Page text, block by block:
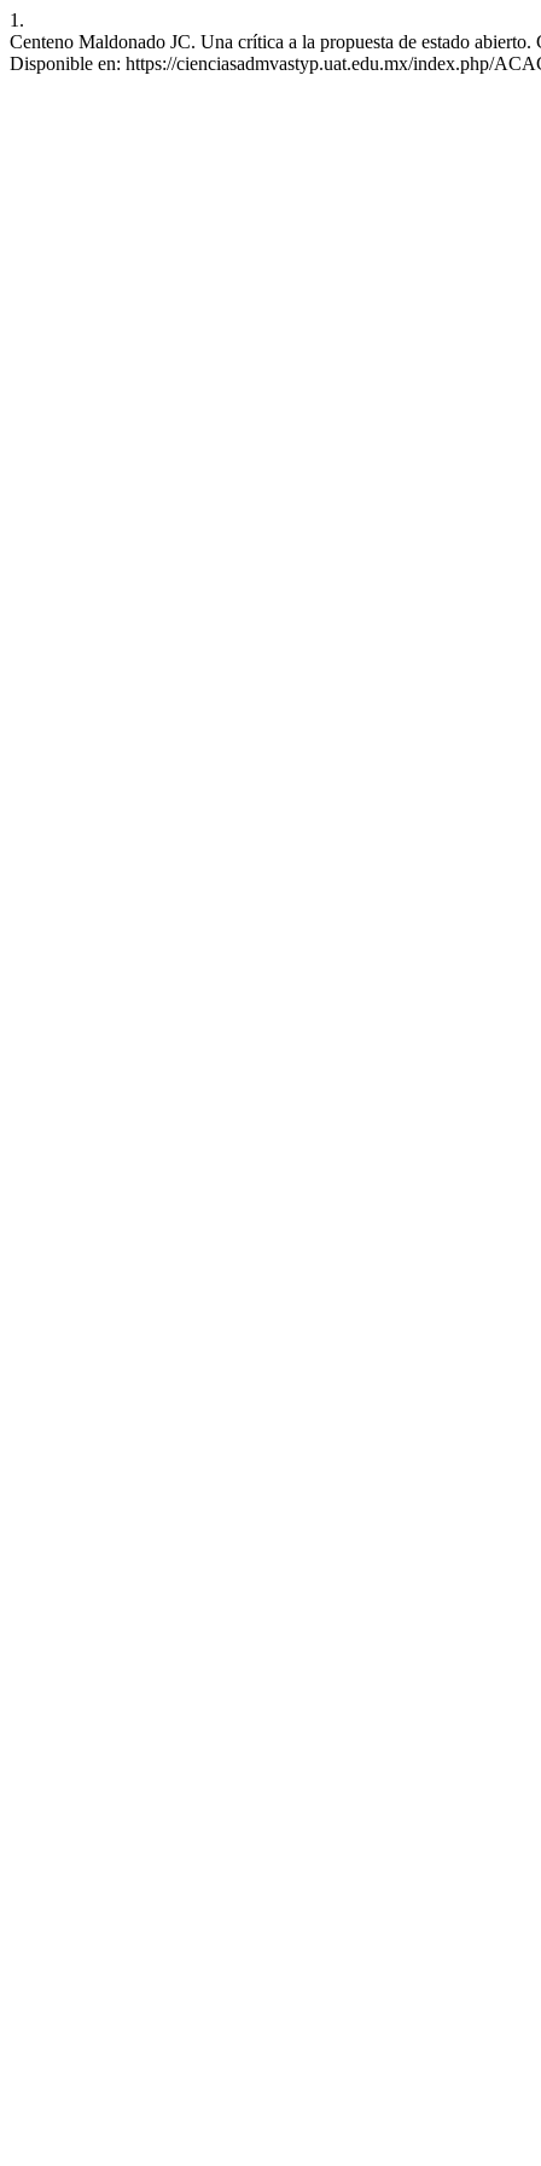
1.
Centeno Maldonado JC. Una crítica a la propuesta de estado
Disponible en: https://cienciasadmvastyp.uat.edu.mx/index.php/